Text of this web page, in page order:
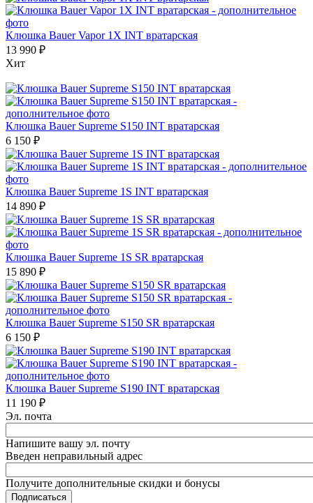
Клюшка Bauer Vapor 1X INT вратарская
13 990 ₽
Хит
Клюшка Bauer Supreme S150 INT вратарская
6 150 ₽
Клюшка Bauer Supreme 1S INT вратарская
14 890 ₽
Клюшка Bauer Supreme 1S SR вратарская
15 890 ₽
Клюшка Bauer Supreme S150 SR вратарская
6 150 ₽
Клюшка Bauer Supreme S190 INT вратарская
11 190 ₽
Эл. почта
Напишите вашу эл. почту
Введен неправильный адрес
Получите дополнительные скидки и бонусы